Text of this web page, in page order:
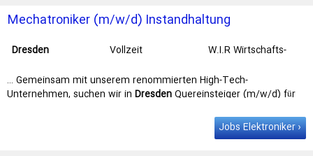
Mechatroniker (m/w/d) Instandhaltung
Dresden Vollzeit
W.I.R Wirtschafts-
Reserve GmbH
… Gemeinsam mit unserem renommierten High-Tech-
Unternehmen, suchen wir in DresdenQuereinsteiger (m/w/d) für
Automatisierungssystemen Sie bringen mit Facharbeiterabschluss
/ zur Elektronikerin (m/w/d, Mechatroniker /
Jobs Elektroniker